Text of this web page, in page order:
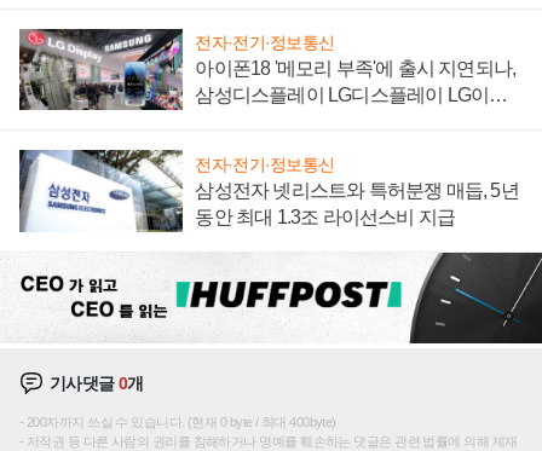
전자·전기·정보통신
아이폰18 '메모리 부족'에 출시 지연되나,
삼성디스플레이 LG디스플레이 LG이노
전자·전기·정보통신
삼성전자 넷리스트와 특허분쟁 매듭, 5년
동안 최대 1.3조 라이선스비 지급
기사댓글0개
200자까지 쓰실 수 있습니다. (현재 0 byte / 최대 400byte)
저작권 등 다른 사람의 권리를 침해하거나 명예를 훼손하는 댓글은 관련 법률에 의해 제재